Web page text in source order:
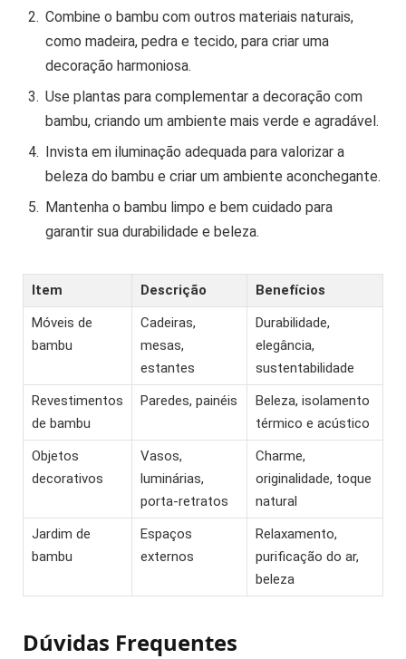
Combine o bambu com outros materiais naturais,
como madeira, pedra e tecido, para criar uma
decoração harmoniosa.
Use plantas para complementar a decoração com
bambu, criando um ambiente mais verde e agradável.
Invista em iluminação adequada para valorizar a
beleza do bambu e criar um ambiente aconchegante.
Mantenha o bambu limpo e bem cuidado para
garantir sua durabilidade e beleza.
Item Descrição
Benefícios
Móveis de
bambu
Cadeiras,
mesas,
estantes
Durabilidade,
elegância,
sustentabilidade
Revestimentos
de bambu
Paredes, painéis
Beleza, isolamento
térmico e acústico
Objetos
decorativos
Vasos,
luminárias,
porta-retratos
Charme,
originalidade, toque
natural
Jardim de
bambu
Espaços
externos
Relaxamento,
purificação do ar,
beleza
Dúvidas Frequentes